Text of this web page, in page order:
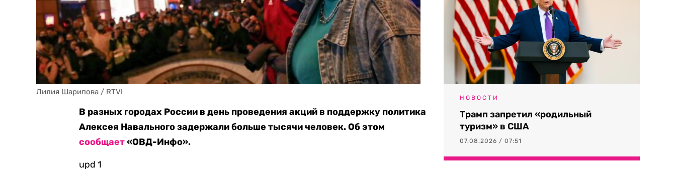
Лилия Шарипова / RTVI
В разных городах России в день проведения акций в поддержку политика
Алексея Навального задержали больше тысячи человек. Об этом
сообщает«ОВД-Инфо».
upd 1
НОВОСТИ
Трамп запретил «родильный
туризм» в США
07.08.2026 / 07:51